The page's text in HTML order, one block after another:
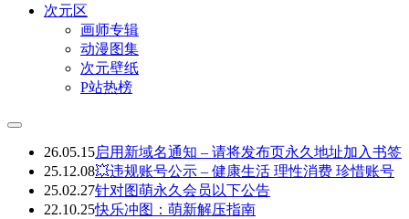
次元区
画师专辑
动漫图集
次元壁纸
P站热榜
26.05.15启用新域名通知 – 请将发布页永久地址加入书签
25.12.08💥违规账号公示 – 健康生活 理性消费 珍惜账号
25.02.27针对图萌永久会员以下公告
22.10.25快乐冲图：萌新解压指南